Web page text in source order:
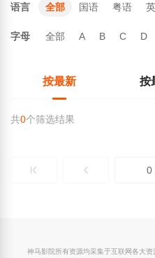
语言 全部 国语 粤语
字母 全部 A B C D
按最新 按
共0个筛选结果
0
神马影院所有资源均采集于互联网各大